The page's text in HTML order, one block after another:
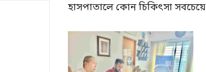
হাসপাতালে কোন চিকিৎসা